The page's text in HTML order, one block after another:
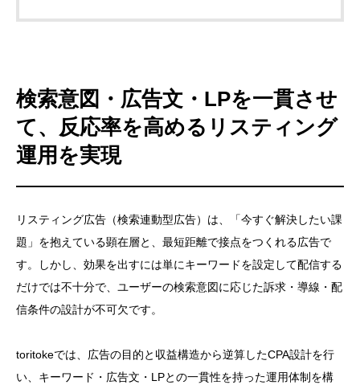
検索意図・広告文・LPを一貫させ
て、反応率を高めるリスティング
運用を実現
リスティング広告（検索連動型広告）は、「今すぐ解決したい課
題」を抱えている顕在層と、最短距離で接点をつくれる広告で
す。しかし、効果を出すには単にキーワードを設定して配信する
だけでは不十分で、ユーザーの検索意図に応じた訴求・導線・配
信条件の設計が不可欠です。
toritokeでは、広告の目的と収益構造から逆算したCPA設計を行
い、キーワード・広告文・LPとの一貫性を持った運用体制を構